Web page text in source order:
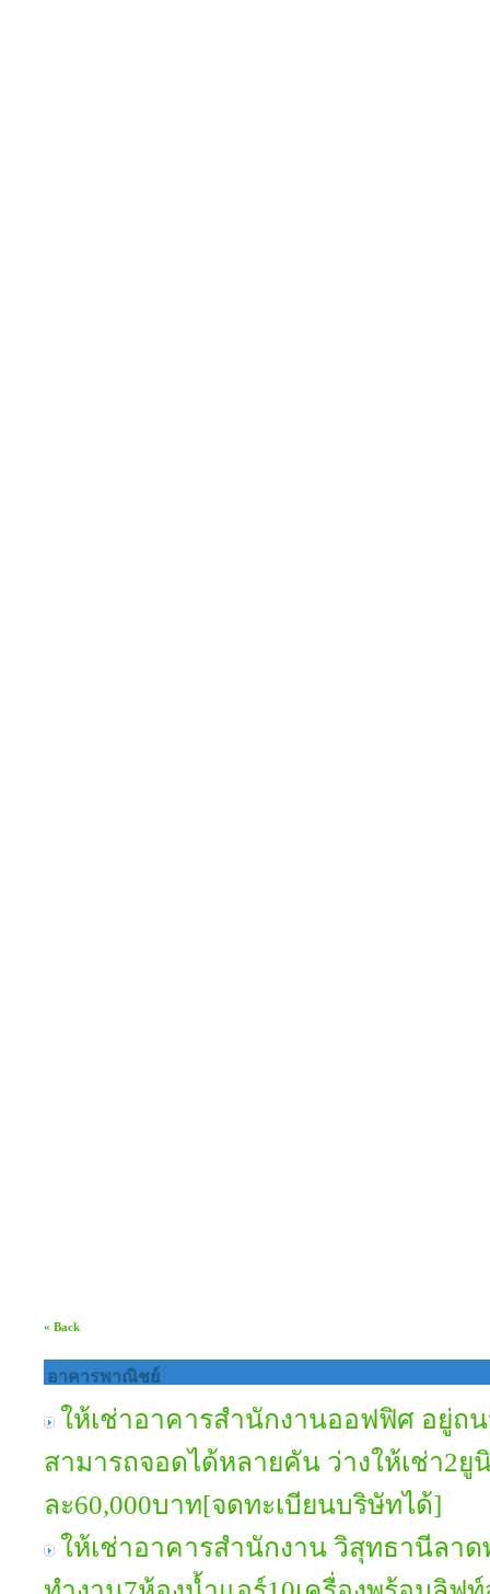
« Back
อาคารพาณิชย์
ให้เช่าอาคารสำนักงานออฟฟิศ อยู่ถ
สามารถจอดได้หลายคัน ว่างให้เช่า2ยู
ละ60,000บาท[จดทะเบียนบริษัทได้]
ให้เช่าอาคารสำนักงาน วิสุทธานีลาด